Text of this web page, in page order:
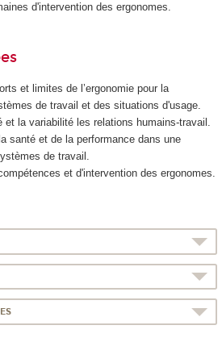
d'intervention des ergonomes.
et limites de l’ergonomie pour la
de travail et des situations d'usage.
et la variabilité les relations humains-travail.
santé et de la performance dans une
de travail.
et d'intervention des ergonomes.